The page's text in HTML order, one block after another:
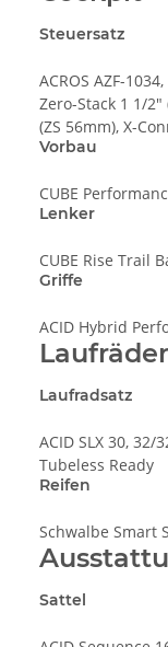
Steuersatz
ACROS AZF-
Zero-Stack 1 1/2"
(ZS 56mm), X-
Vorbau
CUBE
Lenker
CUBE Rise Trail
Griffe
ACID Hybrid
Laufräder
Laufradsatz
ACID SLX 30, 32/
Tubeless Ready
Reifen
Schwalbe Smart
Sattel